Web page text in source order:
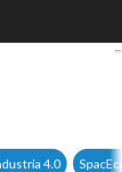
sul podio
4.0